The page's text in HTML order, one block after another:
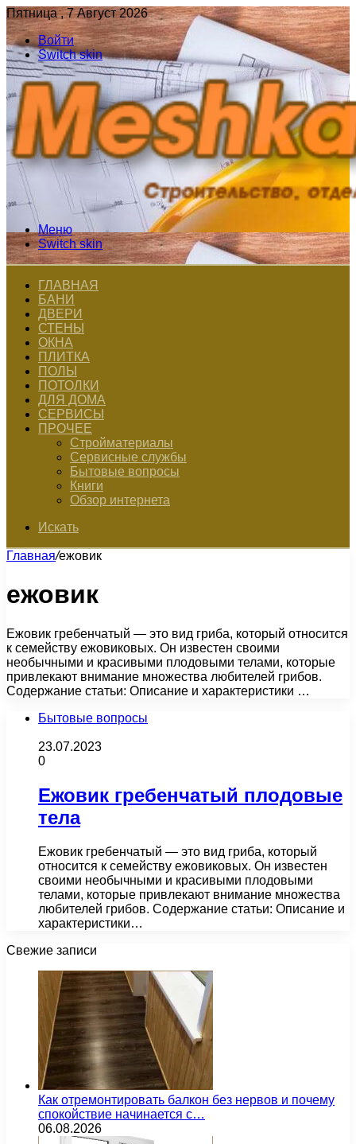
Пятница , 7 Август 2026
Войти
Switch skin
Меню
Switch skin
ГЛАВНАЯ
БАНИ
ДВЕРИ
СТЕНЫ
ОКНА
ПЛИТКА
ПОЛЫ
ПОТОЛКИ
ДЛЯ ДОМА
СЕРВИСЫ
ПРОЧЕЕ
Стройматериалы
Сервисные службы
Бытовые вопросы
Книги
Обзор интернета
Искать
Главная/ежовик
ежовик
Ежовик гребенчатый — это вид гриба, который относится
к семейству ежовиковых. Он известен своими
необычными и красивыми плодовыми телами, которые
привлекают внимание множества любителей грибов.
Содержание статьи: Описание и характеристики …
Бытовые вопросы
23.07.2023
0
Ежовик гребенчатый плодовые
тела
Ежовик гребенчатый — это вид гриба, который
относится к семейству ежовиковых. Он известен
своими необычными и красивыми плодовыми
телами, которые привлекают внимание множества
любителей грибов. Содержание статьи: Описание и
характеристики…
Свежие записи
Как отремонтировать балкон без нервов и почему
спокойствие начинается с…
06.08.2026